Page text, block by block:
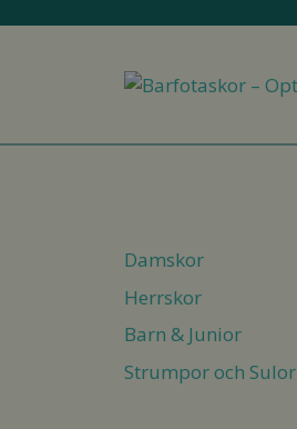
Damskor
Herrskor
Barn & Junior
Strumpor och Sulor